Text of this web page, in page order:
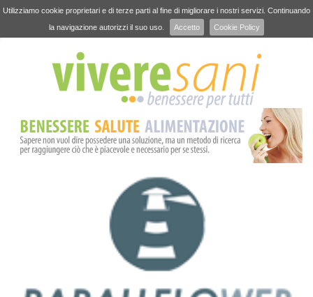
Utilizziamo cookie proprietari e di terze parti al fine di migliorare i nostri servizi. Continuando
la navigazione autorizzi il suo uso.
Accetto Cookie Policy